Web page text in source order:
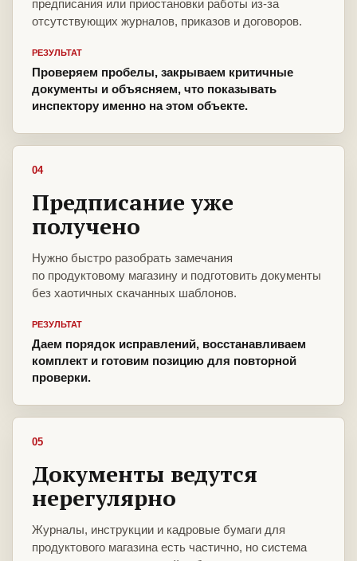
предписания или приостановки работы из-за
отсутствующих журналов, приказов и договоров.
РЕЗУЛЬТАТ
Проверяем пробелы, закрываем критичные
документы и объясняем, что показывать
инспектору именно на этом объекте.
04
Предписание уже
получено
Нужно быстро разобрать замечания
по продуктовому магазину и подготовить документы
без хаотичных скачанных шаблонов.
РЕЗУЛЬТАТ
Даем порядок исправлений, восстанавливаем
комплект и готовим позицию для повторной
проверки.
05
Документы ведутся
нерегулярно
Журналы, инструкции и кадровые бумаги для
продуктового магазина есть частично, но система